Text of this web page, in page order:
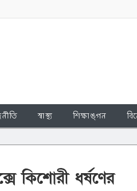
স্বাস্থ্য শিক্ষাঙ্গন
ইসলামী
কিশোরী ধর্ষণের